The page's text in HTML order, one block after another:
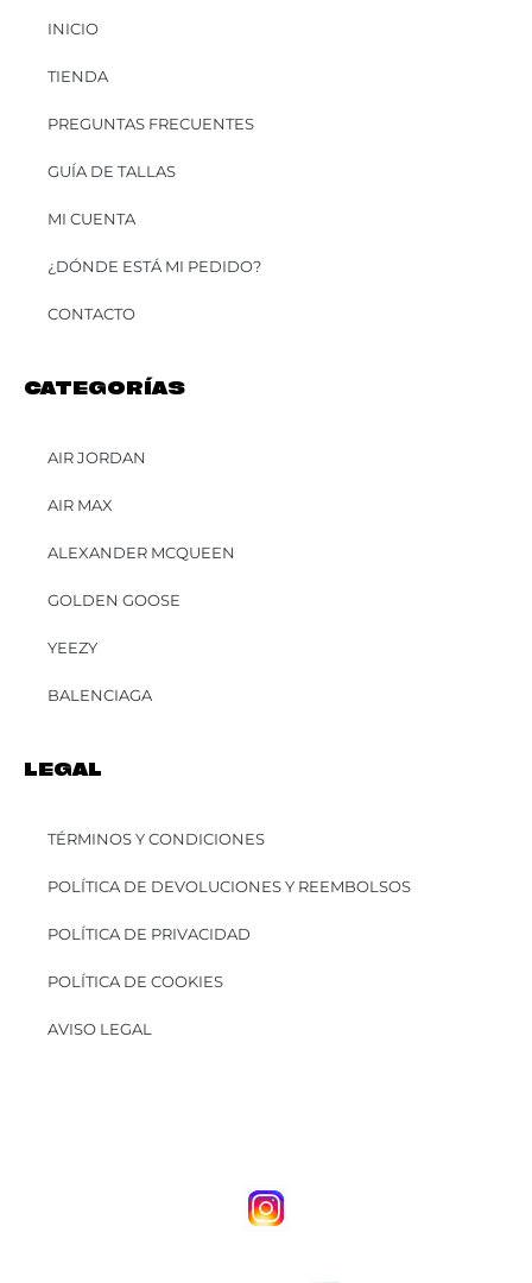
INICIO
TIENDA
PREGUNTAS FRECUENTES
GUÍA DE TALLAS
MI CUENTA
¿DÓNDE ESTÁ MI PEDIDO?
CONTACTO
CATEGORÍAS
AIR JORDAN
AIR MAX
ALEXANDER MCQUEEN
GOLDEN GOOSE
YEEZY
BALENCIAGA
LEGAL
TÉRMINOS Y CONDICIONES
POLÍTICA DE DEVOLUCIONES Y REEMBOLSOS
POLÍTICA DE PRIVACIDAD
POLÍTICA DE COOKIES
AVISO LEGAL